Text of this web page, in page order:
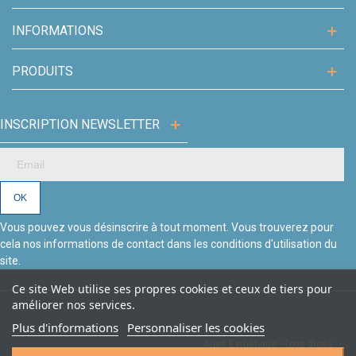
Ce site Web utilise ses propres cookies et ceux de tiers pour
améliorer nos services.
Plus d'informations Personnaliser les cookies
INFORMATIONS
PRODUITS
INSCRIPTION NEWSLETTER
Vous pouvez vous désinscrire à tout moment. Vous trouverez pour
cela nos informations de contact dans les conditions d'utilisation du
site.